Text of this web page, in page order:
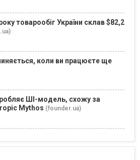
товарообіг України склав $82,2
коли ви працюєте ще
ШІ-модель, схожу за
Mythos (founder.ua)